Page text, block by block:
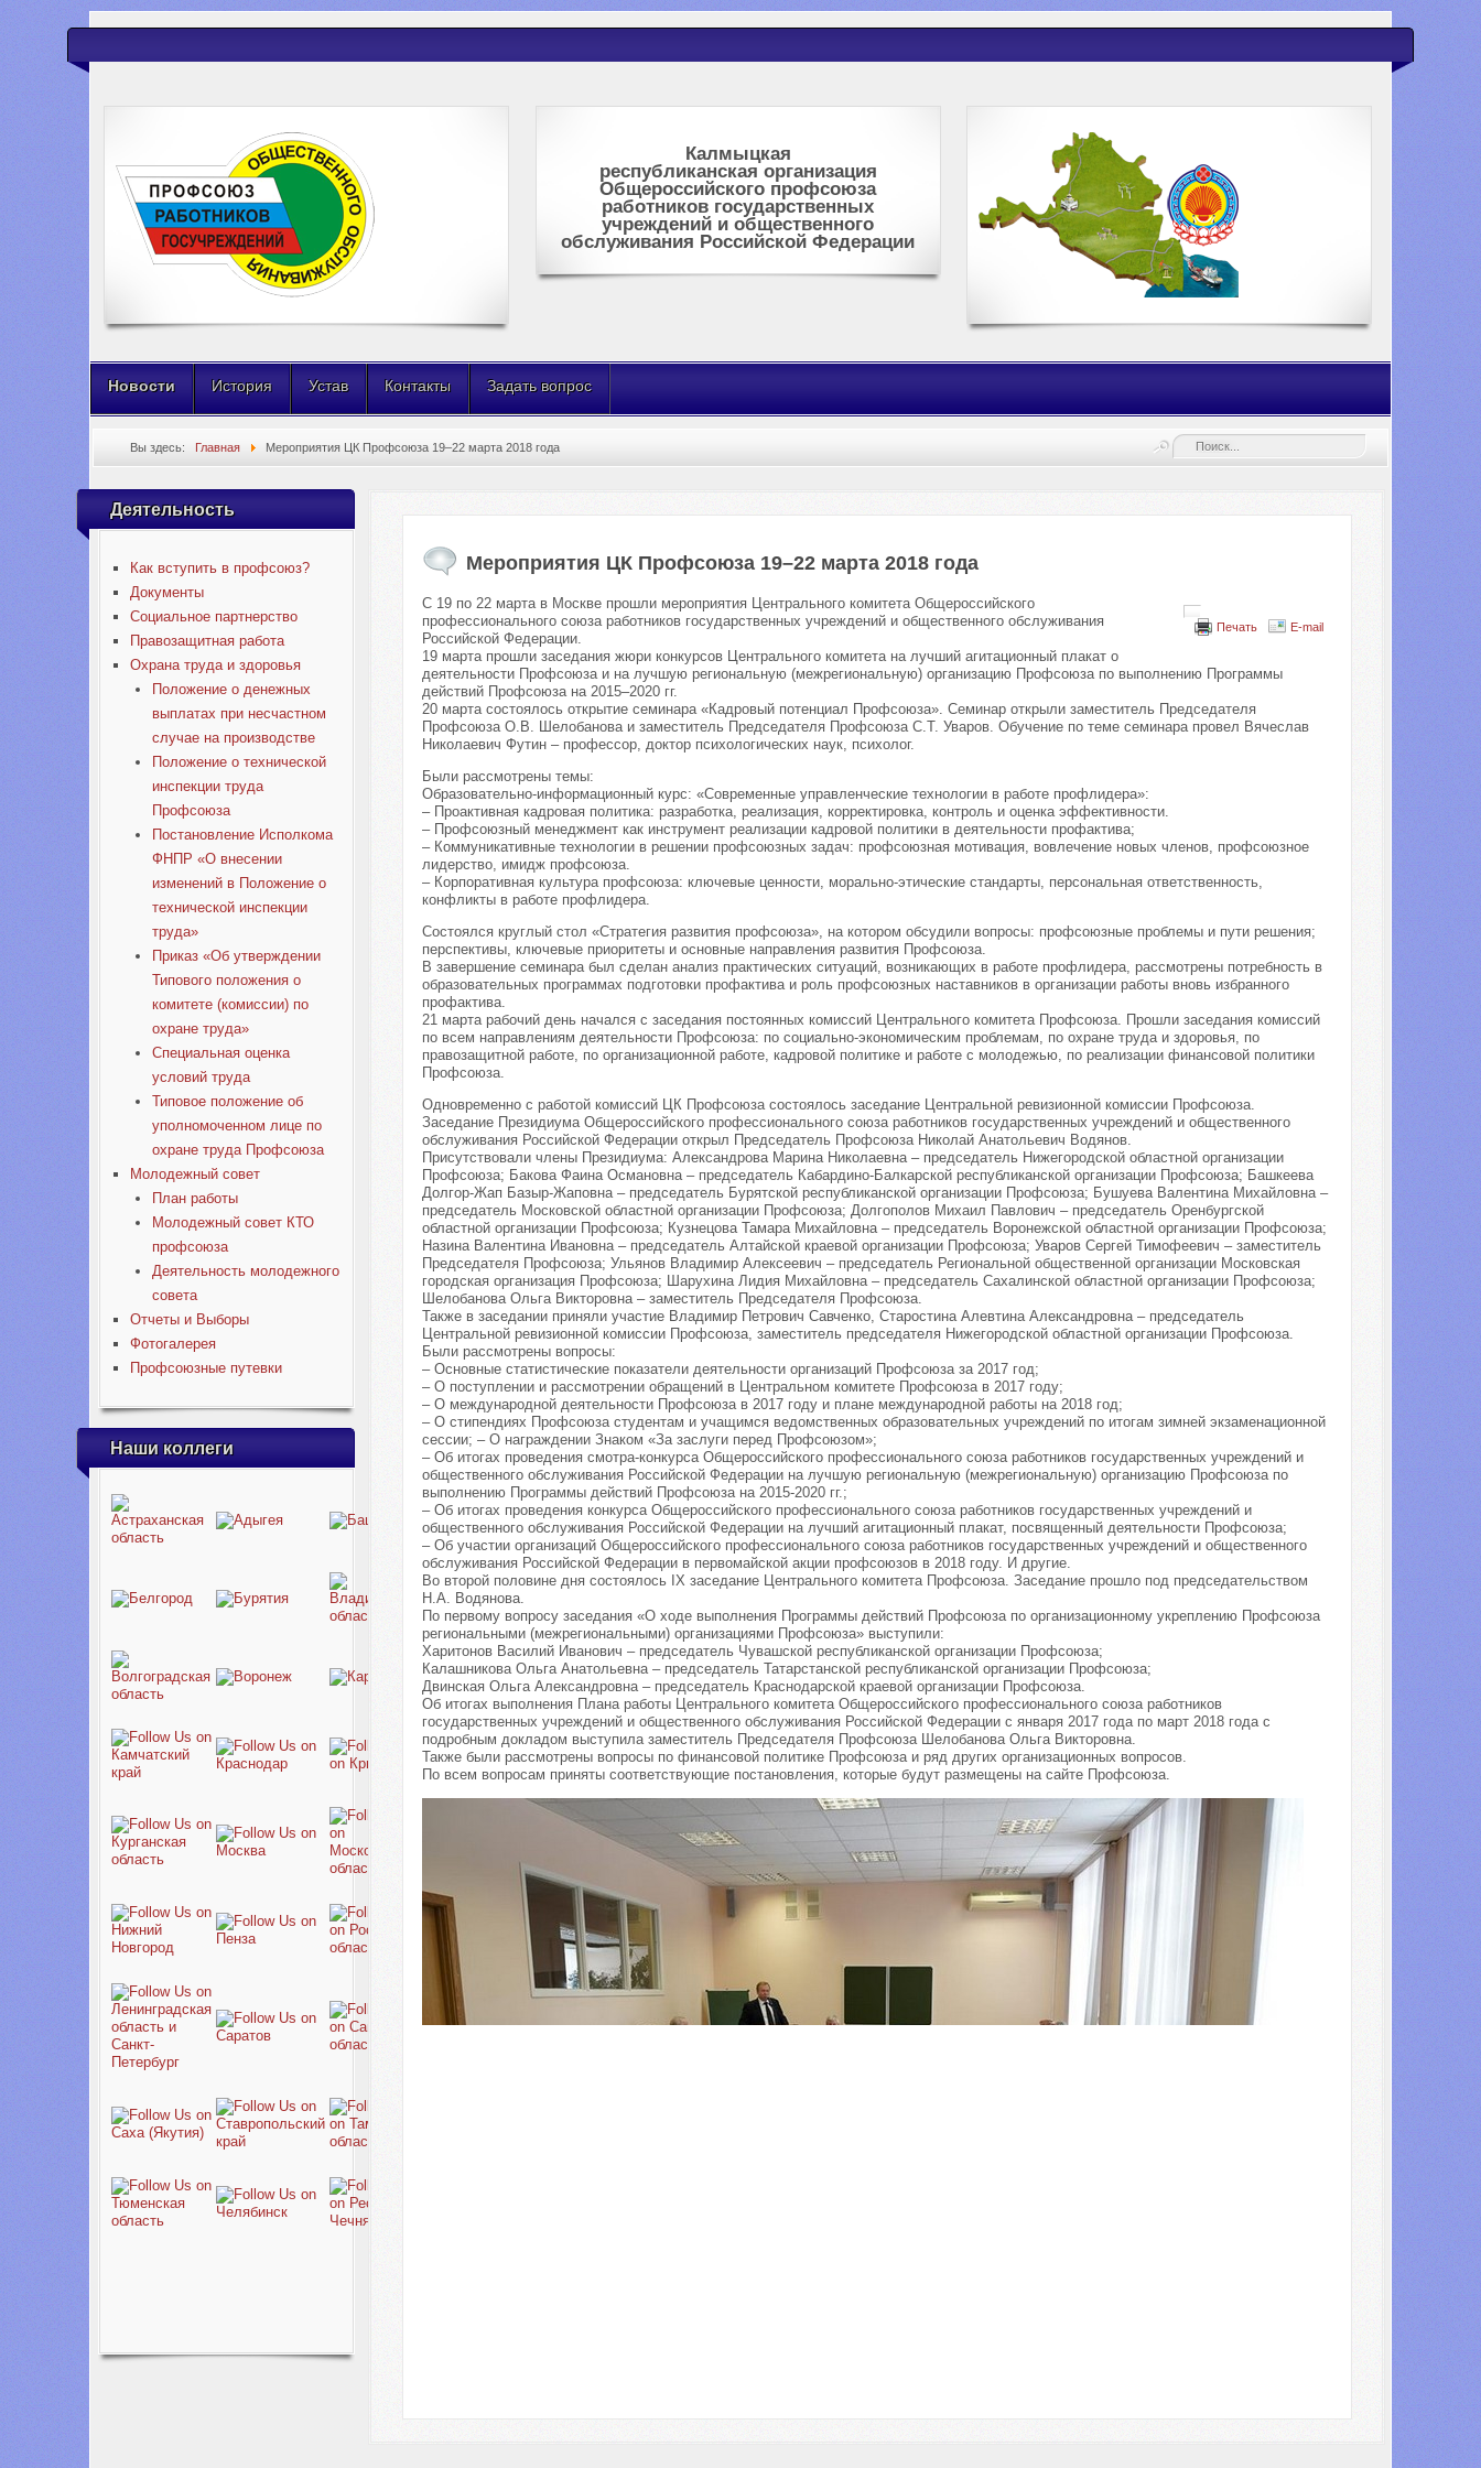
Калмыцкая
республиканская организация
Общероссийского профсоюза
работников государственных
учреждений и общественного
обслуживания Российской Федерации
Новости История Устав Контакты Задать вопрос
Вы здесь:Главная Мероприятия ЦК Профсоюза 19–22 марта 2018 года
Деятельность
Как вступить в профсоюз?
Документы
Социальное партнерство
Правозащитная работа
Охрана труда и здоровья
Положение о денежных
выплатах при несчастном
случае на производстве
Положение о технической
инспекции труда
Профсоюза
Постановление Исполкома
ФНПР «О внесении
изменений в Положение о
технической инспекции
труда»
Приказ «Об утверждении
Типового положения о
комитете (комиссии) по
охране труда»
Специальная оценка
условий труда
Типовое положение об
уполномоченном лице по
охране труда Профсоюза
Молодежный совет
План работы
Молодежный совет КТО
профсоюза
Деятельность молодежного
совета
Отчеты и Выборы
Фотогалерея
Профсоюзные путевки
Наши коллеги
Мероприятия ЦК Профсоюза 19–22 марта 2018 года
Печать E-mail
С 19 по 22 марта в Москве прошли мероприятия Центрального комитета Общероссийского
профессионального союза работников государственных учреждений и общественного обслуживания
Российской Федерации.
19 марта прошли заседания жюри конкурсов Центрального комитета на лучший агитационный плакат о
деятельности Профсоюза и на лучшую региональную (межрегиональную) организацию Профсоюза по выполнению Программы
действий Профсоюза на 2015–2020 гг.
20 марта состоялось открытие семинара «Кадровый потенциал Профсоюза». Семинар открыли заместитель Председателя
Профсоюза О.В. Шелобанова и заместитель Председателя Профсоюза С.Т. Уваров. Обучение по теме семинара провел Вячеслав
Николаевич Футин – профессор, доктор психологических наук, психолог.
Были рассмотрены темы:
Образовательно-информационный курс: «Современные управленческие технологии в работе профлидера»:
– Проактивная кадровая политика: разработка, реализация, корректировка, контроль и оценка эффективности.
– Профсоюзный менеджмент как инструмент реализации кадровой политики в деятельности профактива;
– Коммуникативные технологии в решении профсоюзных задач: профсоюзная мотивация, вовлечение новых членов, профсоюзное
лидерство, имидж профсоюза.
– Корпоративная культура профсоюза: ключевые ценности, морально-этические стандарты, персональная ответственность,
конфликты в работе профлидера.
Состоялся круглый стол «Стратегия развития профсоюза», на котором обсудили вопросы: профсоюзные проблемы и пути решения;
перспективы, ключевые приоритеты и основные направления развития Профсоюза.
В завершение семинара был сделан анализ практических ситуаций, возникающих в работе профлидера, рассмотрены потребность в
образовательных программах подготовки профактива и роль профсоюзных наставников в организации работы вновь избранного
профактива.
21 марта рабочий день начался с заседания постоянных комиссий Центрального комитета Профсоюза. Прошли заседания комиссий
по всем направлениям деятельности Профсоюза: по социально-экономическим проблемам, по охране труда и здоровья, по
правозащитной работе, по организационной работе, кадровой политике и работе с молодежью, по реализации финансовой политики
Профсоюза.
Одновременно с работой комиссий ЦК Профсоюза состоялось заседание Центральной ревизионной комиссии Профсоюза.
Заседание Президиума Общероссийского профессионального союза работников государственных учреждений и общественного
обслуживания Российской Федерации открыл Председатель Профсоюза Николай Анатольевич Водянов.
Присутствовали члены Президиума: Александрова Марина Николаевна – председатель Нижегородской областной организации
Профсоюза; Бакова Фаина Османовна – председатель Кабардино-Балкарской республиканской организации Профсоюза; Башкеева
Долгор-Жап Базыр-Жаповна – председатель Бурятской республиканской организации Профсоюза; Бушуева Валентина Михайловна –
председатель Московской областной организации Профсоюза; Долгополов Михаил Павлович – председатель Оренбургской
областной организации Профсоюза; Кузнецова Тамара Михайловна – председатель Воронежской областной организации Профсоюза;
Назина Валентина Ивановна – председатель Алтайской краевой организации Профсоюза; Уваров Сергей Тимофеевич – заместитель
Председателя Профсоюза; Ульянов Владимир Алексеевич – председатель Региональной общественной организации Московская
городская организация Профсоюза; Шарухина Лидия Михайловна – председатель Сахалинской областной организации Профсоюза;
Шелобанова Ольга Викторовна – заместитель Председателя Профсоюза.
Также в заседании приняли участие Владимир Петрович Савченко, Старостина Алевтина Александровна – председатель
Центральной ревизионной комиссии Профсоюза, заместитель председателя Нижегородской областной организации Профсоюза.
Были рассмотрены вопросы:
– Основные статистические показатели деятельности организаций Профсоюза за 2017 год;
– О поступлении и рассмотрении обращений в Центральном комитете Профсоюза в 2017 году;
– О международной деятельности Профсоюза в 2017 году и плане международной работы на 2018 год;
– О стипендиях Профсоюза студентам и учащимся ведомственных образовательных учреждений по итогам зимней экзаменационной
сессии; – О награждении Знаком «За заслуги перед Профсоюзом»;
– Об итогах проведения смотра-конкурса Общероссийского профессионального союза работников государственных учреждений и
общественного обслуживания Российской Федерации на лучшую региональную (межрегиональную) организацию Профсоюза по
выполнению Программы действий Профсоюза на 2015-2020 гг.;
– Об итогах проведения конкурса Общероссийского профессионального союза работников государственных учреждений и
общественного обслуживания Российской Федерации на лучший агитационный плакат, посвященный деятельности Профсоюза;
– Об участии организаций Общероссийского профессионального союза работников государственных учреждений и общественного
обслуживания Российской Федерации в первомайской акции профсоюзов в 2018 году. И другие.
Во второй половине дня состоялось IX заседание Центрального комитета Профсоюза. Заседание прошло под председательством
Н.А. Водянова.
По первому вопросу заседания «О ходе выполнения Программы действий Профсоюза по организационному укреплению Профсоюза
региональными (межрегиональными) организациями Профсоюза» выступили:
Харитонов Василий Иванович – председатель Чувашской республиканской организации Профсоюза;
Калашникова Ольга Анатольевна – председатель Татарстанской республиканской организации Профсоюза;
Двинская Ольга Александровна – председатель Краснодарской краевой организации Профсоюза.
Об итогах выполнения Плана работы Центрального комитета Общероссийского профессионального союза работников
государственных учреждений и общественного обслуживания Российской Федерации с января 2017 года по март 2018 года с
подробным докладом выступила заместитель Председателя Профсоюза Шелобанова Ольга Викторовна.
Также были рассмотрены вопросы по финансовой политике Профсоюза и ряд других организационных вопросов.
По всем вопросам приняты соответствующие постановления, которые будут размещены на сайте Профсоюза.